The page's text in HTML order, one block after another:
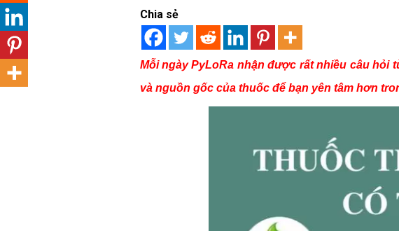
Chia sẻ
Mỗi ngày PyLoRa nhận được rất nhiều câu hỏi
và nguồn gốc của thuốc để bạn yên tâm hơn